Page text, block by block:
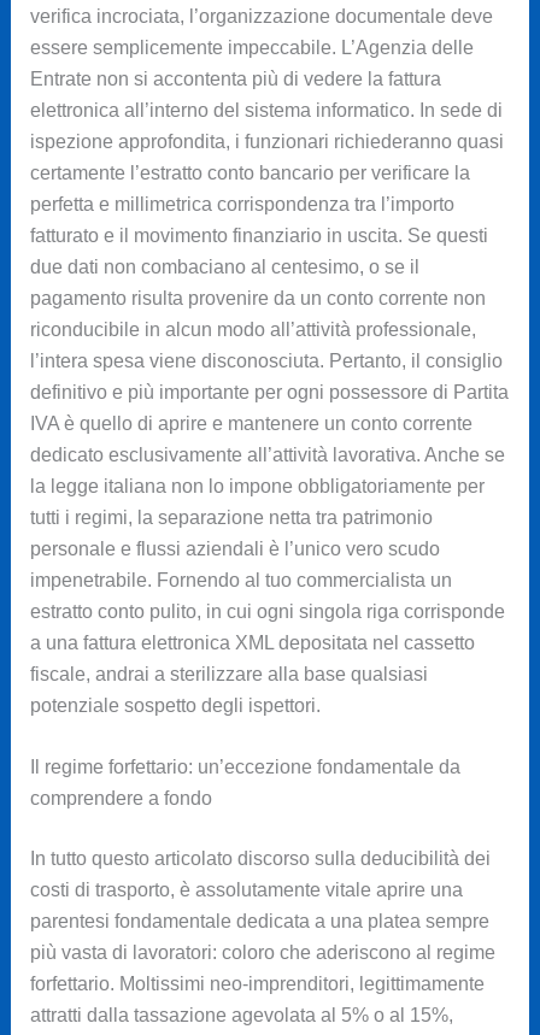
verifica incrociata, l’organizzazione documentale deve
essere semplicemente impeccabile. L’Agenzia delle
Entrate non si accontenta più di vedere la fattura
elettronica all’interno del sistema informatico. In sede di
ispezione approfondita, i funzionari richiederanno quasi
certamente l’estratto conto bancario per verificare la
perfetta e millimetrica corrispondenza tra l’importo
fatturato e il movimento finanziario in uscita. Se questi
due dati non combaciano al centesimo, o se il
pagamento risulta provenire da un conto corrente non
riconducibile in alcun modo all’attività professionale,
l’intera spesa viene disconosciuta. Pertanto, il consiglio
definitivo e più importante per ogni possessore di Partita
IVA è quello di aprire e mantenere un conto corrente
dedicato esclusivamente all’attività lavorativa. Anche se
la legge italiana non lo impone obbligatoriamente per
tutti i regimi, la separazione netta tra patrimonio
personale e flussi aziendali è l’unico vero scudo
impenetrabile. Fornendo al tuo commercialista un
estratto conto pulito, in cui ogni singola riga corrisponde
a una fattura elettronica XML depositata nel cassetto
fiscale, andrai a sterilizzare alla base qualsiasi
potenziale sospetto degli ispettori.
Il regime forfettario: un’eccezione fondamentale da
comprendere a fondo
In tutto questo articolato discorso sulla deducibilità dei
costi di trasporto, è assolutamente vitale aprire una
parentesi fondamentale dedicata a una platea sempre
più vasta di lavoratori: coloro che aderiscono al regime
forfettario. Moltissimi neo-imprenditori, legittimamente
attratti dalla tassazione agevolata al 5% o al 15%,